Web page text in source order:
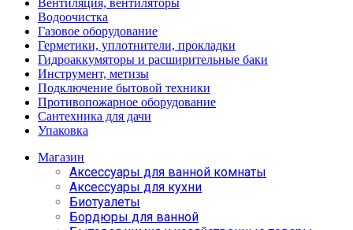
Вентиляция, вентиляторы
Водоочистка
Газовое оборудование
Герметики, уплотнители, прокладки
Гидроаккумяторы и расширительные баки
Инструмент, метизы
Подключение бытовой техники
Противопожарное оборудование
Сантехника для дачи
Упаковка
Магазин
Аксессуары для ванной комнаты
Аксессуары для кухни
Биотуалеты
Бордюры для ванной